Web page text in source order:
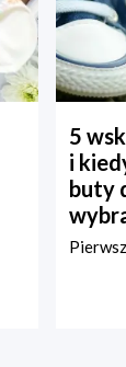
5
i
buty